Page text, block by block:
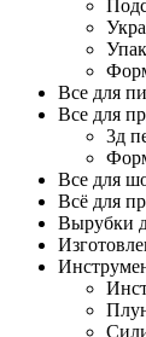
Все для
Все для
3д
Все для
Всё для
Вырубки